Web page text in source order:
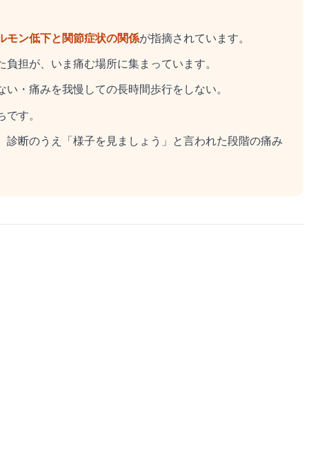
モン低下と関節症状の関係が指摘されています。
担が、いま痛む場所に集まっています。
・痛みを我慢しての長時間歩行をしない。
す。
断のうえ「様子を見ましょう」と言われた段階の痛み